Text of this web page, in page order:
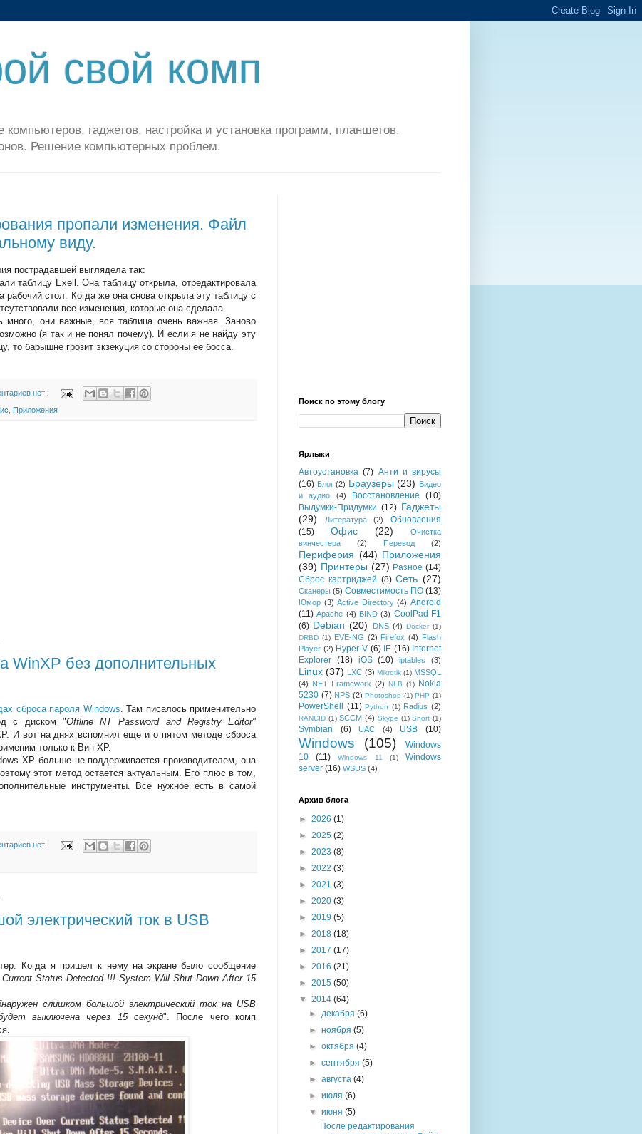
свой комп
компьютеров, гаджетов, настройка и установка программ, планшетов,
Решение компьютерных проблем.
пропали изменения. Файл
виду.
пострадавшей выглядела так:
таблицу Exell. Она таблицу открыла, отредактировала
рабочий стол. Когда же она снова открыла эту таблицу с
все изменения, которые она сделала.
много, они важные, вся таблица очень важная. Заново
(я так и не понял почему). И если я не найду эту
то барышне грозит экзекуция со стороны ее босса.
нет:
, Приложения
WinXP без дополнительных
сброса пароля Windows. Там писалось применительно
с диском "Offline NT Password and Registry Editor"
И вот на днях вспомнил еще и о пятом методе сброса
только к Вин ХР.
XP больше не поддерживается производителем, она
этот метод остается актуальным. Его плюс в том,
инструменты. Все нужное есть в самой
нет:
электрический ток в USB
Когда я пришел к нему на экране было сообщение
Status Detected !!! System Will Shut Down After 15
слишком большой электрический ток на USB
выключена через 15 секунд". После чего комп
Поиск по этому блогу
Ярлыки
Автоустановка (7) Анти и вирусы
(16) Блог (2) Браузеры (23)
Видео
и аудио
(4) Восстановление
(10)
Выдумки-Придумки (12) Гаджеты
(29)
Литература (2)
Обновления
(15)
Офис (22)
Очистка
винчестера
(2) Перевод (2)
Периферия (44) Приложения
(39) Принтеры (27) Разное (14)
Сброс картриджей (8) Сеть (27)
Сканеры (5) Совместимость ПО (13)
Юмор (3) Active Directory (4) Android
(11) Apache (4) BIND (3) CoolPad F1
(6) Debian (20) DNS (4) Docker (1)
DRBD (1) EVE-NG (2) Firefox (4)
Flash
Player (2) Hyper-V (6) IE (16) Internet
Explorer (18) iOS (10) iptables (3)
Linux (37) LXC (3) Mikrotik (1) MSSQL
(4) NET Framework (2) NLB (1)
Nokia
5230 (7) NPS (2) Photoshop (1) PHP (1)
PowerShell (11) Python (1) Radius (2)
RANCID (1) SCCM (4) Skype (1) Snort (1)
Symbian (6) UAC (4) USB (10)
Windows (105)
Windows
10
(11) Windows 11 (1)
Windows
server (16) WSUS (4)
Архив блога
► 2026 (1)
► 2025 (2)
► 2023 (8)
► 2022 (3)
► 2021 (3)
► 2020 (3)
► 2019 (5)
► 2018 (18)
► 2017 (17)
► 2016 (21)
► 2015 (50)
▼ 2014 (64)
►декабря(6)
►ноября(5)
►октября(4)
►сентября(5)
►августа(4)
►июля(6)
▼июня(5)
После редактирования